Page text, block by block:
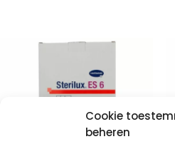
Cookie
beheren